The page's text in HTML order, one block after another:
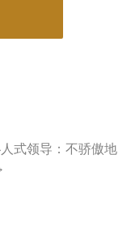
式领导：不骄傲地